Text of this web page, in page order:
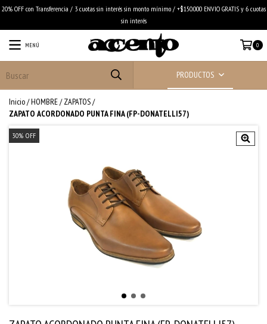
20% OFF con Transferencia / 3 cuotas sin interés sin monto mínimo / +$150.000 ENVIO GRATIS y 6 cuotas
sin interés
MENÚ 0
PRODUCTOS
Inicio/HOMBRE/ ZAPATOS/
ZAPATO ACORDONADO PUNTA FINA (FP-DONATELLI57)
30% OFF